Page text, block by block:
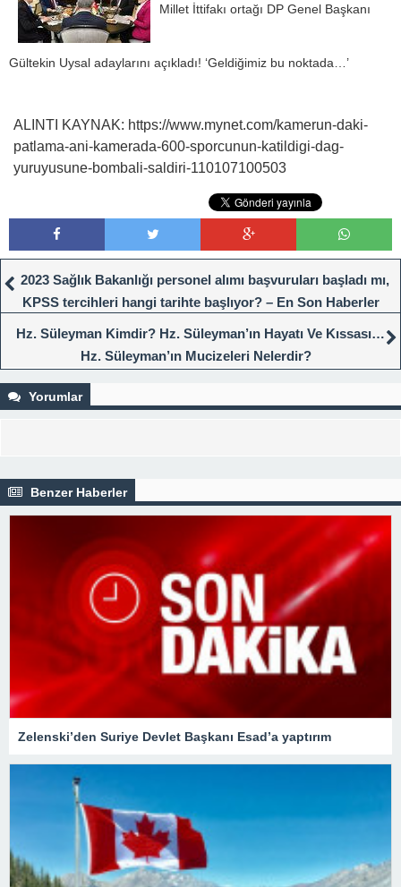
Millet İttifakı ortağı DP Genel Başkanı
Gültekin Uysal adaylarını açıkladı! ‘Geldiğimiz bu noktada…’
ALINTI KAYNAK: https://www.mynet.com/kamerun-daki-
patlama-ani-kamerada-600-sporcunun-katildigi-dag-
yuruyusune-bombali-saldiri-110107100503
2023 Sağlık Bakanlığı personel alımı başvuruları başladı mı,
KPSS tercihleri hangi tarihte başlıyor? – En Son Haberler
Hz. Süleyman Kimdir? Hz. Süleyman’ın Hayatı Ve Kıssası…
Hz. Süleyman’ın Mucizeleri Nelerdir?
Yorumlar
Benzer Haberler
Zelenski’den Suriye Devlet Başkanı Esad’a yaptırım